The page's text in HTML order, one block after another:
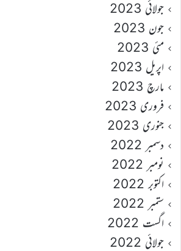
جولائی 2023
جون 2023
مئی 2023
اپریل 2023
مارچ 2023
فروری 2023
جنوری 2023
دسمبر 2022
نومبر 2022
اکتوبر 2022
ستمبر 2022
اگست 2022
جولائی 2022